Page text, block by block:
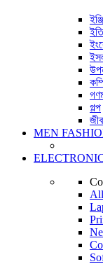
গল্প
MEN